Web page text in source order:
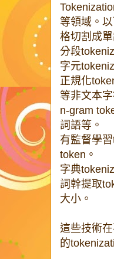
等領域。
格切割成
分段
字元
正規化
等非文本字
n-gram
詞語等。
有監督學
token。
字典
詞幹提取
大小。
這些技術
的